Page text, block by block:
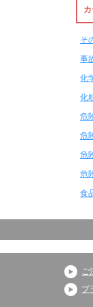
そ
事
化
化
危
危
危
危
食
ご
プ